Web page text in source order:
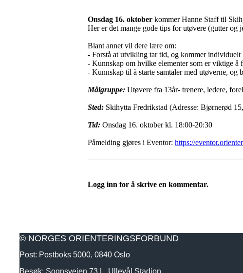
Onsdag 16. oktober kommer Hanne Staff til
Her er det mange gode tips for utøvere (gutter og
Blant annet vil dere lære om:
- Forstå at utvikling tar tid, og kommer individuelt
- Kunnskap om hvilke elementer som er viktige å
- Kunnskap til å starte samtaler med utøverne,
Målgruppe: Utøvere fra 13år- trenere, ledere,
Sted: Skihytta Fredrikstad (Adresse: Bjørnerød
Tid: Onsdag 16. oktober kl. 18:00-20:30
Påmelding gjøres i Eventor: https://
Logg inn for å skrive en kommentar.
© NORGES ORIENTERINGSFORBUND
Post: Postboks 5000, 0840 Oslo
Besøk: Sognsveien 73 L, Ullevål Stadion